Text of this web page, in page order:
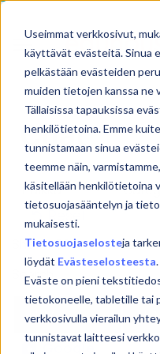
Useimmat verkkosivut,
käyttävät evästeitä. Sinua
pelkästään evästeiden
muiden tietojen kanssa ne
Tällaisissa tapauksissa
henkilötietoina. Emme
tunnistamaan sinua
teemme näin,
käsitellään henkilötietoina
tietosuojasääntelyn ja
mukaisesti.
Tietosuojaselosteja
löydät Evästeselosteesta.
Eväste on pieni
tietokoneelle, tabletille tai
verkkosivulla vierailun
tunnistavat laitteesi
Skip
content
Chat
Reset
Show
products
Search:
NIMI
Google